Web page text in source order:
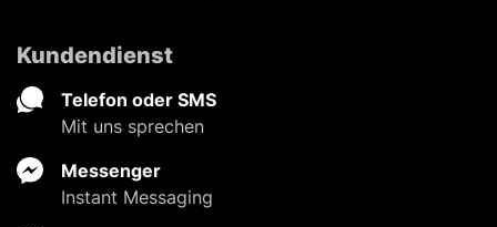
Kundendienst
Telefon oder SMS
Mit uns sprechen
Messenger
Instant Messaging